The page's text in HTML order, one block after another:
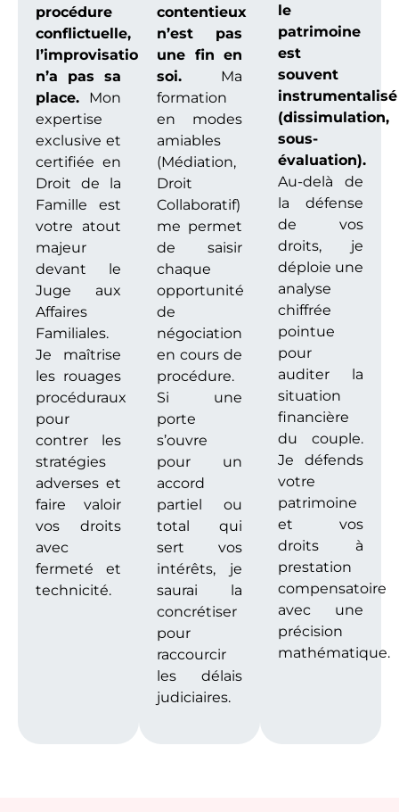
procédure
conflictuelle,
l’improvisation
n’a pas sa
place. Mon
expertise
exclusive et
certifiée en
Droit de la
Famille est
votre atout
majeur
devant le
Juge aux
Affaires
Familiales.
Je maîtrise
les rouages
procéduraux
pour
contrer les
stratégies
adverses et
faire valoir
vos droits
avec
fermeté et
technicité.
contentieux
n’est pas
une fin en
soi. Ma
formation
en modes
amiables
(Médiation,
Droit
Collaboratif)
me permet
de saisir
chaque
opportunité
de
négociation
en cours de
procédure.
Si une
porte
s’ouvre
pour un
accord
partiel ou
total qui
sert vos
intérêts, je
saurai la
concrétiser
pour
raccourcir
les délais
judiciaires.
le
patrimoine
est
souvent
instrumentalisé
(dissimulation,
sous-
évaluation).
Au-delà de
la défense
de vos
droits, je
déploie une
analyse
chiffrée
pointue
pour
auditer la
situation
financière
du couple.
Je défends
votre
patrimoine
et vos
droits à
prestation
compensatoire
avec une
précision
mathématique.